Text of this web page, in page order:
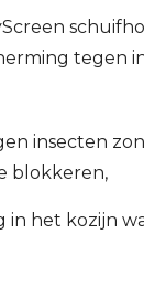
tegen
insecten
blokkeren,
in het kozijn